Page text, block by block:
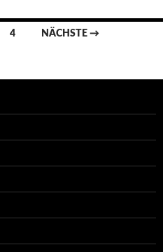
4 NÄCHSTE →